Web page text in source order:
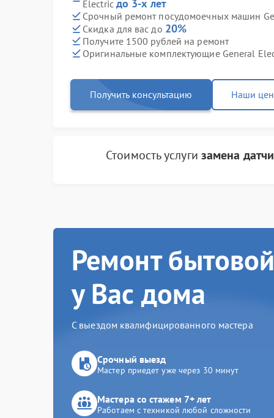
Electric до 3-х лет
Срочный ремонт посудомоечных машин
Скидка для вас до 20%
Получите 1500 рублей на ремонт
Оригинальные комплектующие General
Получить консультацию Наши
Стоимость услуги замена
Ремонт
у Вас дома
С выездом квалифицированного мастера
Срочный выезд
Мастер приедет уже через 30 минут
Мастера со стажем 7+ лет
Работаем с техникой любой сложности